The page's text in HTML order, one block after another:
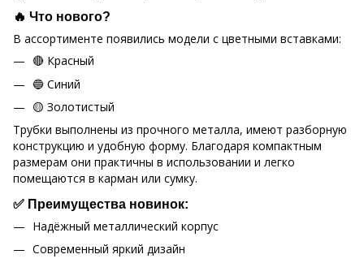
🔥 Что нового?
В ассортименте появились модели с цветными вставками:
🔴 Красный
🔵 Синий
🟡 Золотистый
Трубки выполнены из прочного металла, имеют разборную
конструкцию и удобную форму. Благодаря компактным
размерам они практичны в использовании и легко
помещаются в карман или сумку.
✅ Преимущества новинок:
Надёжный металлический корпус
Современный яркий дизайн